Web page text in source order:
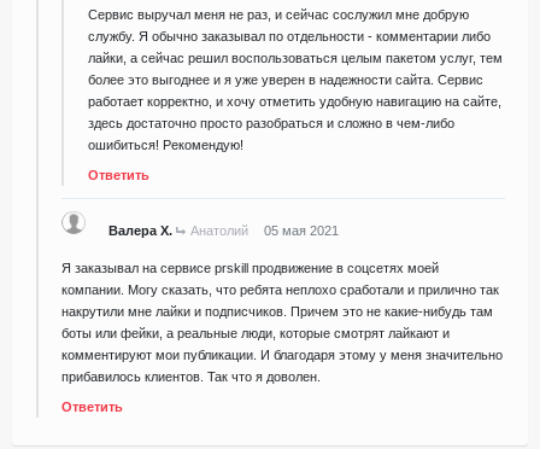
Сервис выручал меня не раз, и сейчас сослужил мне добрую
службу. Я обычно заказывал по отдельности - комментарии либо
лайки, а сейчас решил воспользоваться целым пакетом услуг, тем
более это выгоднее и я уже уверен в надежности сайта. Сервис
работает корректно, и хочу отметить удобную навигацию на сайте,
здесь достаточно просто разобраться и сложно в чем-либо
ошибиться! Рекомендую!
Ответить
Валера Х. Анатолий 05 мая 2021
Я заказывал на сервисе prskill продвижение в соцсетях моей
компании. Могу сказать, что ребята неплохо сработали и прилично так
накрутили мне лайки и подписчиков. Причем это не какие-нибудь там
боты или фейки, а реальные люди, которые смотрят лайкают и
комментируют мои публикации. И благодаря этому у меня значительно
прибавилось клиентов. Так что я доволен.
Ответить